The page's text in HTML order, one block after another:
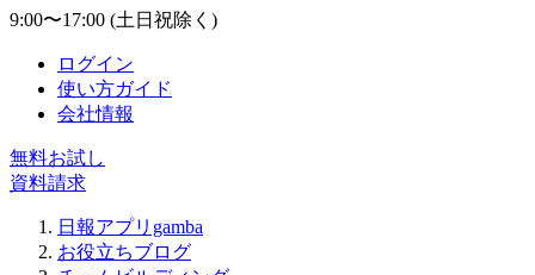
9:00〜17:00 (土日祝除く)
ログイン
使い方ガイド
会社情報
無料お試し
資料請求
日報アプリgamba
お役立ちブログ